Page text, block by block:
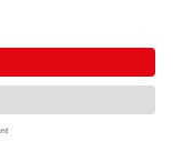
Datenschutz
Vertrag widerrufen